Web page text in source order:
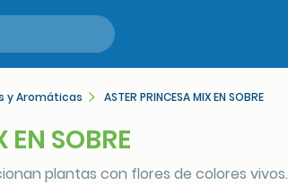
y Aromáticas ASTER PRINCESA MIX EN SOBRE
EN SOBRE
plantas con flores de colores vivos.